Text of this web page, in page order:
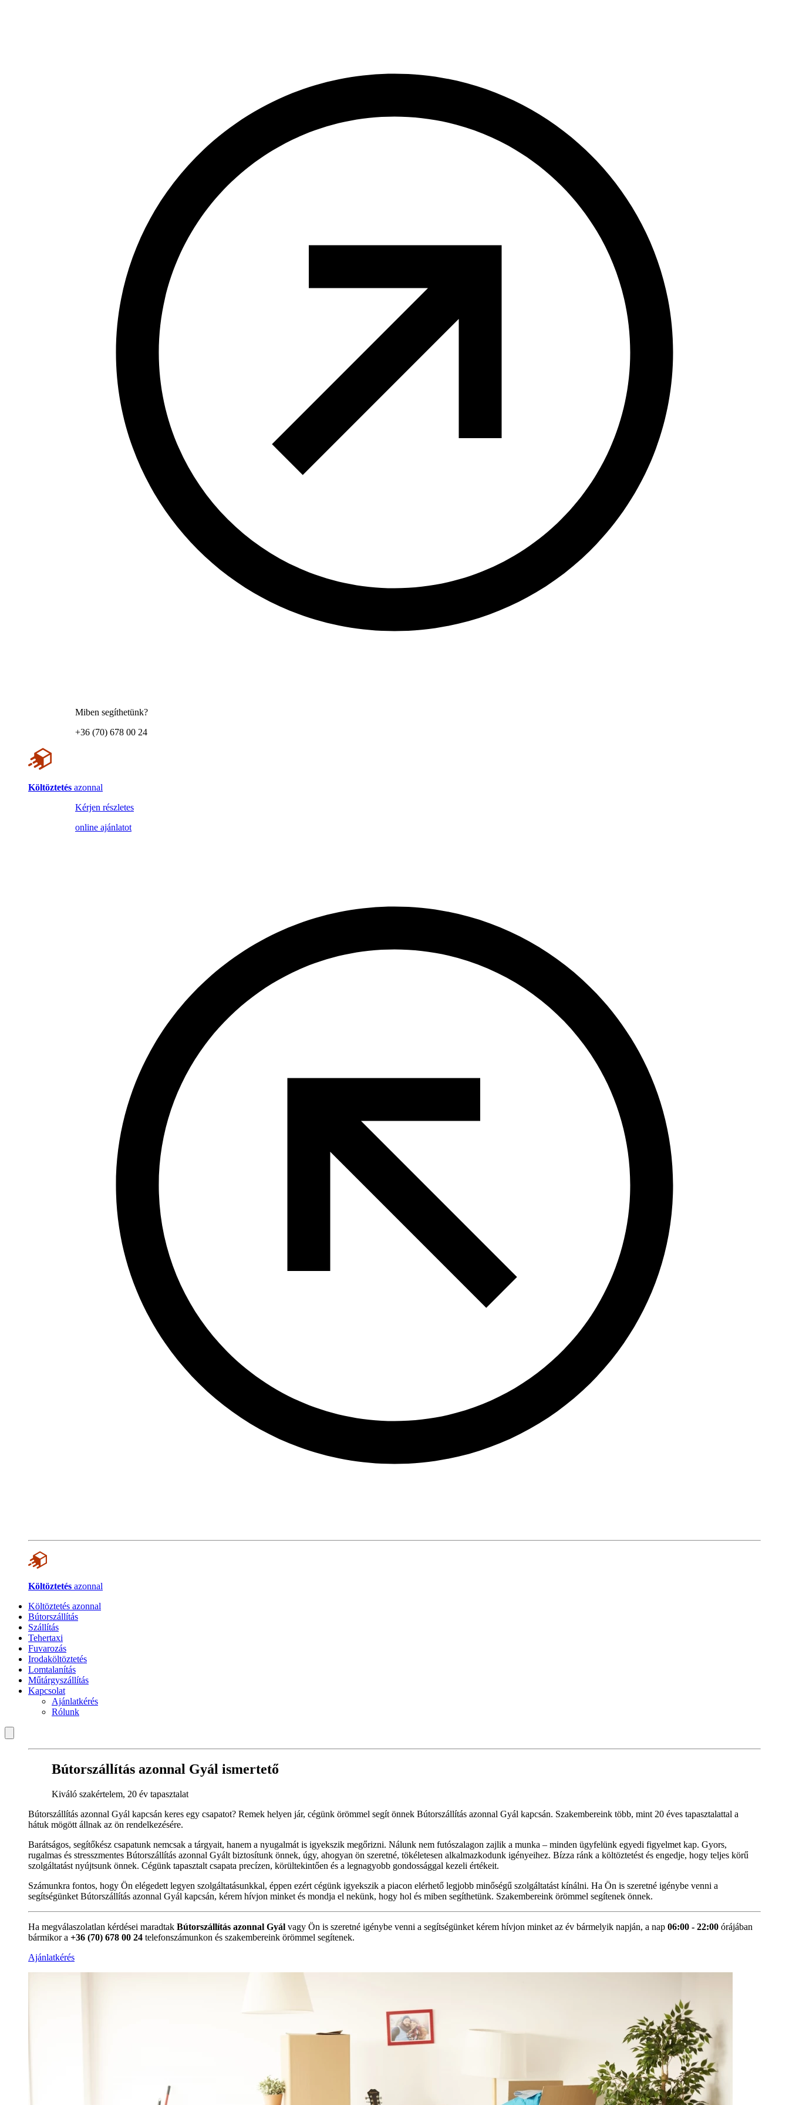
Miben segíthetünk?
+36 (70) 678 00 24
Költöztetés azonnal
Kérjen részletes
online ajánlatot
Költöztetés azonnal
Költöztetés azonnal
Bútorszállítás
Szállítás
Tehertaxi
Fuvarozás
Irodaköltöztetés
Lomtalanítás
Műtárgyszállítás
Kapcsolat
Ajánlatkérés
Rólunk
Bútorszállítás azonnal Gyál ismertető
Kiváló szakértelem, 20 év tapasztalat
Bútorszállítás azonnal Gyál kapcsán keres egy csapatot? Remek helyen jár, cégünk örömmel segít önnek Bútorszállítás azonnal Gyál kapcsán. Szakembereink több, mint 20 éves tapasztalattal a
hátuk mögött állnak az ön rendelkezésére.
Barátságos, segítőkész csapatunk nemcsak a tárgyait, hanem a nyugalmát is igyekszik megőrizni. Nálunk nem futószalagon zajlik a munka – minden ügyfelünk egyedi figyelmet kap. Gyors,
rugalmas és stresszmentes Bútorszállítás azonnal Gyált biztosítunk önnek, úgy, ahogyan ön szeretné, tökéletesen alkalmazkodunk igényeihez. Bízza ránk a költöztetést és engedje, hogy teljes körű
szolgáltatást nyújtsunk önnek. Cégünk tapasztalt csapata precízen, körültekintően és a legnagyobb gondossággal kezeli értékeit.
Számunkra fontos, hogy Ön elégedett legyen szolgáltatásunkkal, éppen ezért cégünk igyekszik a piacon elérhető legjobb minőségű szolgáltatást kínálni. Ha Ön is szeretné igénybe venni a
segítségünket Bútorszállítás azonnal Gyál kapcsán, kérem hívjon minket és mondja el nekünk, hogy hol és miben segíthetünk. Szakembereink örömmel segítenek önnek.
Ha megválaszolatlan kérdései maradtak Bútorszállítás azonnal Gyál vagy Ön is szeretné igénybe venni a segítségünket kérem hívjon minket az év bármelyik napján, a nap 06:00 - 22:00 órájában
bármikor a +36 (70) 678 00 24 telefonszámunkon és szakembereink örömmel segítenek.
Ajánlatkérés